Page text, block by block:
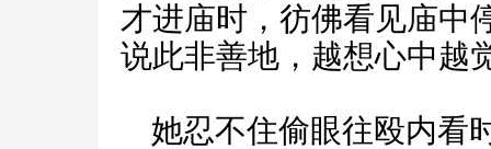
才进庙时，彷佛看见庙中
说此非善地，越想心中越
她忍不住偷眼往殴内看